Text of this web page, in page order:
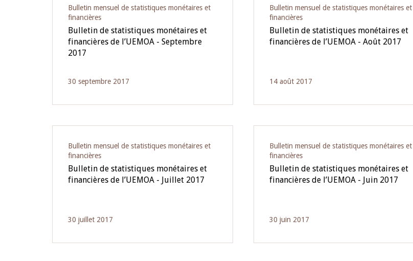
Bulletin mensuel de statistiques monétaires et
financières
Bulletin de statistiques monétaires et
financières de l’UEMOA - Septembre
2017
30 septembre 2017
Bulletin mensuel de statistiques monétaires et
financières
Bulletin de statistiques monétaires et
financières de l’UEMOA - Août 2017
14 août 2017
Bulletin mensuel de statistiques monétaires et
financières
Bulletin de statistiques monétaires et
financières de l’UEMOA - Juillet 2017
30 juillet 2017
Bulletin mensuel de statistiques monétaires et
financières
Bulletin de statistiques monétaires et
financières de l’UEMOA - Juin 2017
30 juin 2017